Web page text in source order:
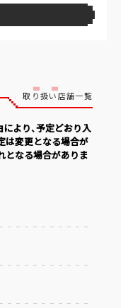
取り扱い店舗一覧
により、予定どおり入
は変更となる場合が
となる場合がありま